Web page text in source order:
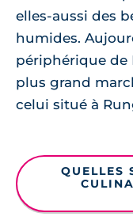
elles-aussi des
humides.
périphérique de
plus grand
celui situé à
QUELLES